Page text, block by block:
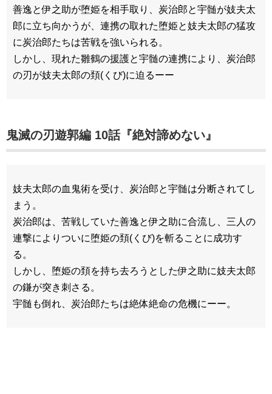
善逸と伊之助が堕姫を相手取り、炭治郎と宇髄が妓夫太
郎に立ち向かうが、連携の取れた堕姫と妓夫太郎の猛攻
に炭治郎たちは苦戦を強いられる。
しかし、現れた雛鶴の援護と宇髄の連携により、炭治郎
の刃が妓夫太郎の頚(くび)に迫るーー
鬼滅の刃遊郭編 10話『絶対諦めない』
妓夫太郎の血鬼術を受け、炭治郎と宇髄は分断されてし
まう。
炭治郎は、苦戦していた善逸と伊之助に合流し、三人の
連撃によりついに堕姫の頚(くび)を斬ることに成功す
る。
しかし、堕姫の頚を持ち去ろうとした伊之助に妓夫太郎
の鎌が突き刺さる。
宇髄も倒れ、炭治郎たちは絶体絶命の危機にーー。